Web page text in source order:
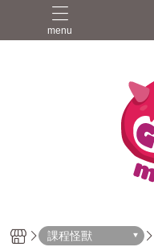
menu
課程怪獸